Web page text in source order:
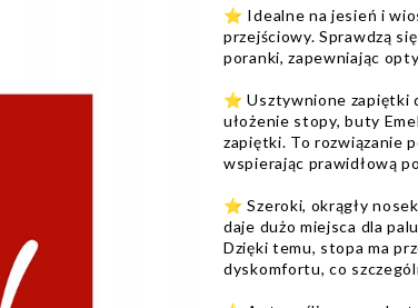
⭐️ Idealne na jesień i
przejściowy. Sprawdzą
poranki, zapewniając
⭐️ Usztywnione zapiętki
ułożenie stopy, buty
zapiętki. To rozwiązanie
wspierając prawidłową
⭐️ Szeroki, okrągły
daje dużo miejsca dla
Dzięki temu, stopa ma
dyskomfortu, co